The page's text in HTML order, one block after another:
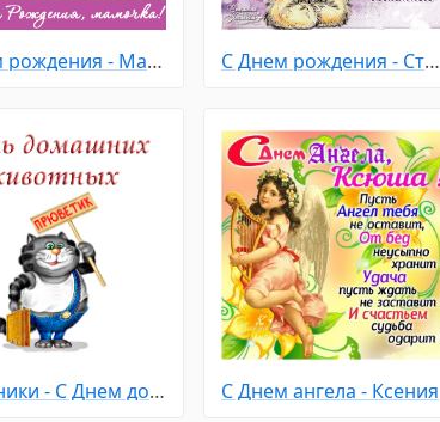
С Днем рождения - Маме С Днем рождения - Стихи
Праздники - С Днем домашних Животных С Днем ангела - Ксения